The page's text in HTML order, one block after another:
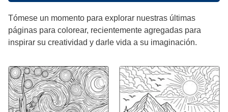
Tómese un momento para explorar nuestras últimas
páginas para colorear, recientemente agregadas para
inspirar su creatividad y darle vida a su imaginación.